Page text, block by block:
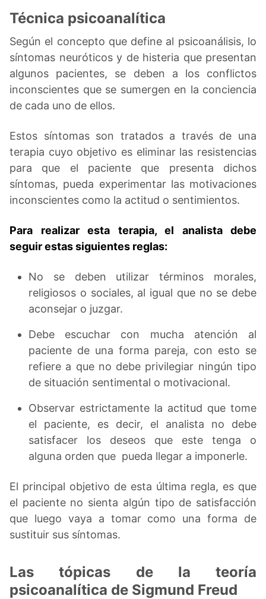
Técnica psicoanalítica
Según el concepto que define al psicoanálisis, lo
síntomas neuróticos y de histeria que presentan
algunos pacientes, se deben a los conflictos
inconscientes que se sumergen en la conciencia
de cada uno de ellos.
Estos síntomas son tratados a través de una
terapia cuyo objetivo es eliminar las resistencias
para que el paciente que presenta dichos
síntomas, pueda experimentar las motivaciones
inconscientes como la actitud o sentimientos.
Para realizar esta terapia, el analista debe
seguir estas siguientes reglas:
No se deben utilizar términos morales,
religiosos o sociales, al igual que no se debe
aconsejar o juzgar.
Debe escuchar con mucha atención al
paciente de una forma pareja, con esto se
refiere a que no debe privilegiar ningún tipo
de situación sentimental o motivacional.
Observar estrictamente la actitud que tome
el paciente, es decir, el analista no debe
satisfacer los deseos que este tenga o
alguna orden que pueda llegar a imponerle.
El principal objetivo de esta última regla, es que
el paciente no sienta algún tipo de satisfacción
que luego vaya a tomar como una forma de
sustituir sus síntomas.
Las tópicas de la teoría
psicoanalítica de Sigmund Freud